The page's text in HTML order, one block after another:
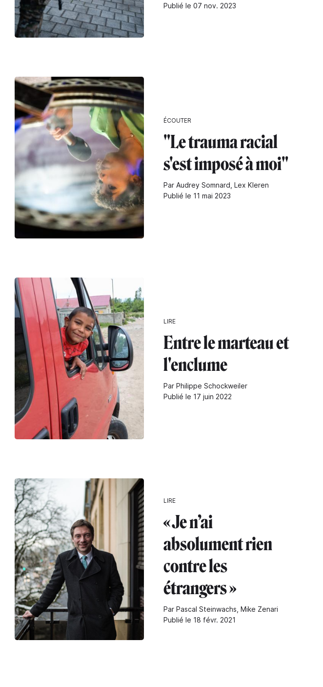
Publié le 07 nov. 2023
ÉCOUTER
"Le trauma racial
s'est imposé à moi"
Par Audrey Somnard, Lex Kleren
Publié le 11 mai 2023
LIRE
Entre le marteau et
l'enclume
Par Philippe Schockweiler
Publié le 17 juin 2022
LIRE
« Je n’ai
absolument rien
contre les
étrangers »
Par Pascal Steinwachs, Mike Zenari
Publié le 18 févr. 2021